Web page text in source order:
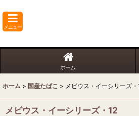
メニュー
ホーム
ホーム > 国産たばこ > メビウス・イーシリーズ
メビウス・イーシリーズ・12